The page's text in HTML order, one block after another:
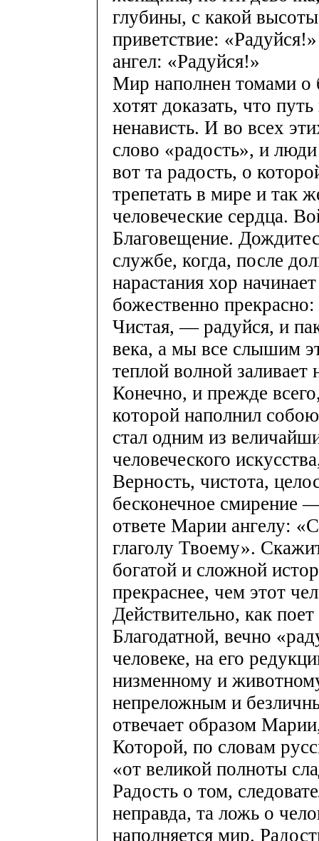
глубины, с какой
приветствие:
ангел: «Радуйся!»
Мир наполнен томами о
хотят доказать, что
ненависть. И во всех
слово «радость», и
вот та радость, о
трепетать в мире и так
человеческие сердца.
Благовещение.
службе, когда, после
нарастания хор
божественно
Чистая, — радуйся, и
века, а мы все слышим
теплой волной
Конечно, и прежде
которой наполнил
стал одним из
человеческого
Верность, чистота,
бесконечное смирение
ответе Марии ангелу:
глаголу Твоему».
богатой и сложной
прекраснее, чем этот
Действительно, как
Благодатной, вечно
человеке, на его
низменному и
непреложным и
отвечает образом
Которой, по словам
«от великой полноты
Радость о том,
неправда, та ложь о
наполняется мир.